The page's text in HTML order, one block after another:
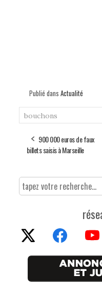
Publié dans Actualité
bouchons
900 000 euros de faux
billets saisis à Marseille